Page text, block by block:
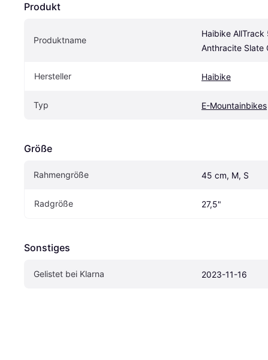
Produkt
Produktname
Haibike AllTrack
Anthracite Slate
Hersteller Haibike
Typ E-Mountainbikes
Größe
Rahmengröße 45 cm, M, S
Radgröße 27,5"
Sonstiges
Gelistet bei Klarna 2023-11-16